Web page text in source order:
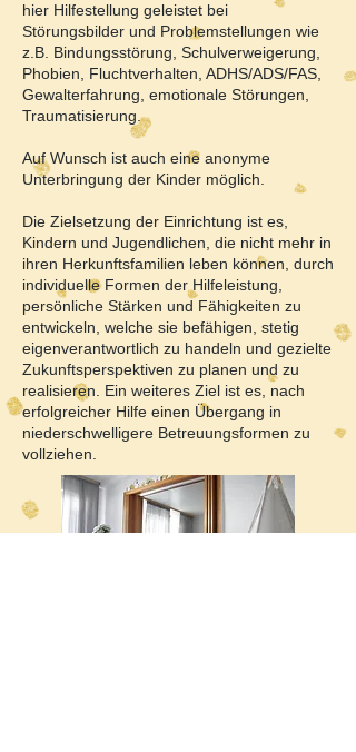
hier Hilfestellung geleistet bei
Störungsbilder und Problemstellungen wie
z.B. Bindungsstörung, Schulverweigerung,
Phobien, Fluchtverhalten, ADHS/ADS/FAS,
Gewalterfahrung, emotionale Störungen,
Traumatisierung.
Auf Wunsch ist auch eine anonyme
Unterbringung der Kinder möglich.
Die Zielsetzung der Einrichtung ist es,
Kindern und Jugendlichen, die nicht mehr in
ihren Herkunftsfamilien leben können, durch
individuelle Formen der Hilfeleistung,
persönliche Stärken und Fähigkeiten zu
entwickeln, welche sie befähigen, stetig
eigenverantwortlich zu handeln und gezielte
Zukunftsperspektiven zu planen und zu
realisieren. Ein weiteres Ziel ist es, nach
erfolgreicher Hilfe einen Übergang in
niederschwelligere Betreuungsformen zu
vollziehen.